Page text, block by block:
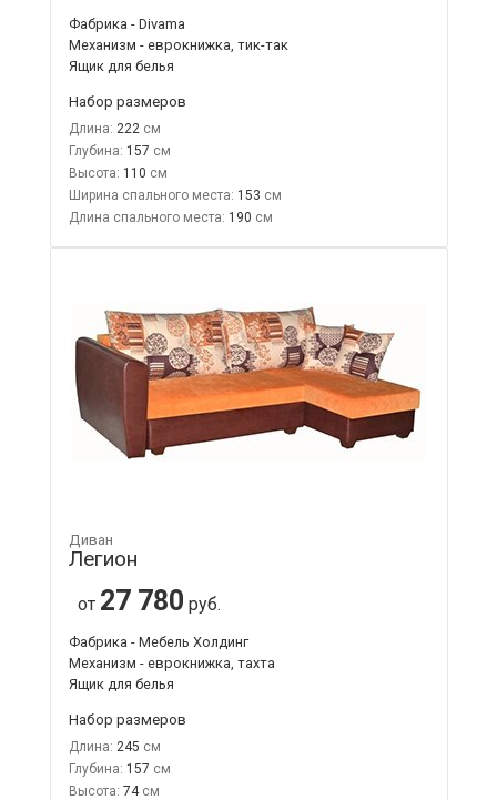
Фабрика - Divama
Механизм - еврокнижка, тик-так
Ящик для белья
Набор размеров
Длина: 222
Глубина: 157
Высота: 110
Ширина спального места: 153
Длина спального места: 190
Диван
Легион
от 27 780 руб.
Фабрика - Мебель Холдинг
Механизм - еврокнижка, тахта
Ящик для белья
Набор размеров
Длина: 245
Глубина: 157
Высота: 74